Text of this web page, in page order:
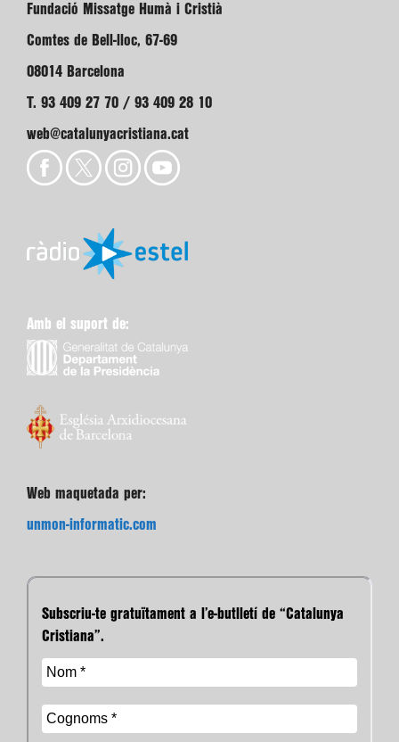
Fundació Missatge Humà i Cristià
Comtes de Bell-lloc, 67-69
08014 Barcelona
T. 93 409 27 70 / 93 409 28 10
web@catalunyacristiana.cat
Amb el suport de:
Web maquetada per:
unmon-informatic.com
Subscriu-te gratuïtament a l’e-butlletí de “Catalunya
Cristiana”.